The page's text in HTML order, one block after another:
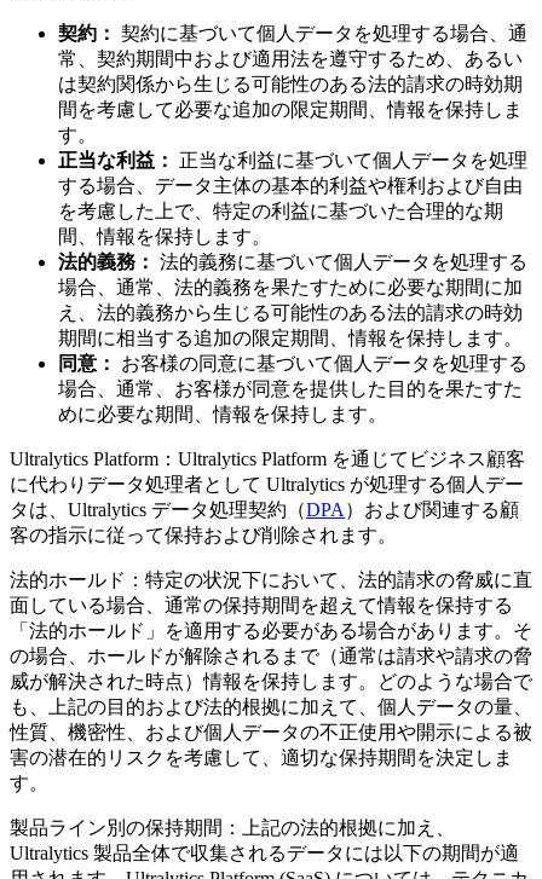
契約： 契約に基づいて個人データを処理する場合、通
常、契約期間中および適用法を遵守するため、あるい
は契約関係から生じる可能性のある法的請求の時効期
間を考慮して必要な追加の限定期間、情報を保持しま
す。
正当な利益：
正当な利益に基づいて個人データを処理
する場合、データ主体の基本的利益や権利および自由
を考慮した上で、特定の利益に基づいた合理的な期
間、情報を保持します。
法的義務： 法的義務に基づいて個人データを処理する
場合、通常、法的義務を果たすために必要な期間に加
え、法的義務から生じる可能性のある法的請求の時効
期間に相当する追加の限定期間、情報を保持します。
同意：
お客様の同意に基づいて個人データを処理する
場合、通常、お客様が同意を提供した目的を果たすた
めに必要な期間、情報を保持します。
Ultralytics Platform：Ultralytics Platform を通じてビジネス顧客
に代わりデータ処理者として Ultralytics が処理する個人デー
タは、Ultralytics データ処理契約（DPA ）および関連する顧
客の指示に従って保持および削除されます。
法的ホールド：特定の状況下において、法的請求の脅威に直
面している場合、通常の保持期間を超えて情報を保持する
「法的ホールド」を適用する必要がある場合があります。そ
の場合、ホールドが解除されるまで（通常は請求や請求の脅
威が解決された時点）情報を保持します。どのような場合で
も、上記の目的および法的根拠に加えて、個人データの量、
性質、機密性、および個人データの不正使用や開示による被
害の潜在的リスクを考慮して、適切な保持期間を決定しま
す。
製品ライン別の保持期間：上記の法的根拠に加え、
Ultralytics 製品全体で収集されるデータには以下の期間が適